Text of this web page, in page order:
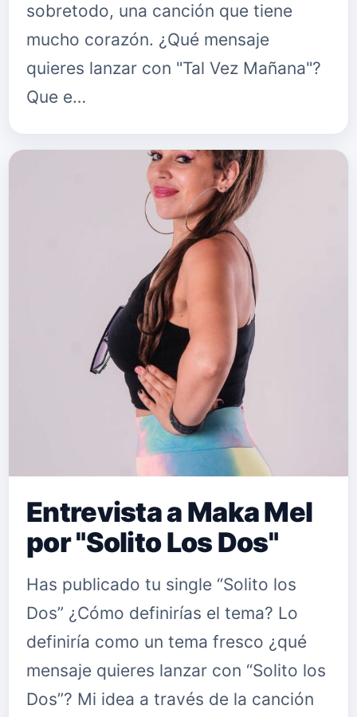
sobretodo, una canción que tiene
mucho corazón. ¿Qué mensaje
quieres lanzar con "Tal Vez Mañana"?
Que e…
Entrevista a Maka Mel
por "Solito Los Dos"
Has publicado tu single “Solito los
Dos” ¿Cómo definirías el tema? Lo
definiría como un tema fresco ¿qué
mensaje quieres lanzar con “Solito los
Dos”? Mi idea a través de la canción